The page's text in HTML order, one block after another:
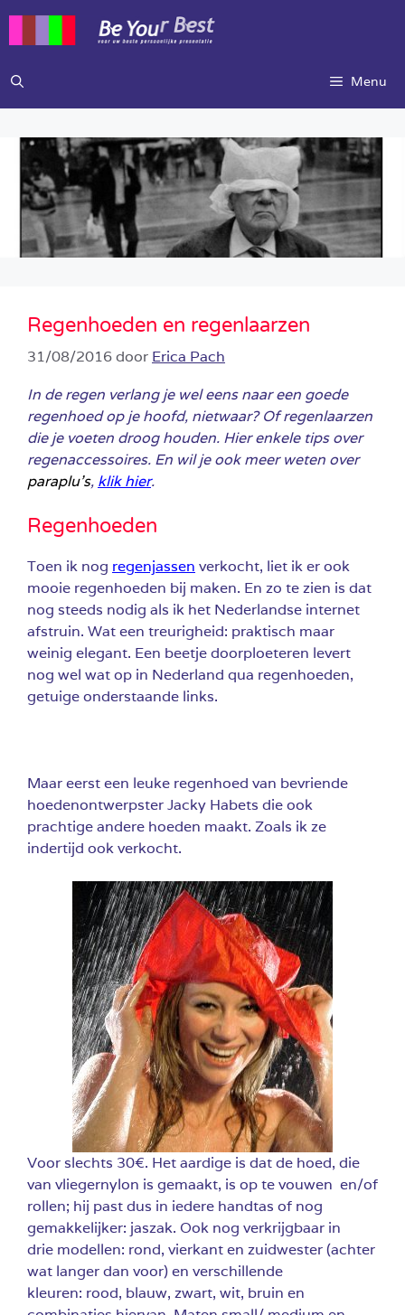
inhoud
Menu
Regenhoeden en regenlaarzen
31/08/2016door Erica Pach
In de regen verlang je wel eens naar een goede
regenhoed op je hoofd, nietwaar? Of regenlaarzen
die je voeten droog houden. Hier enkele tips over
regenaccessoires. En wil je ook meer weten over
paraplu’s, klik hier.
Regenhoeden
Toen ik nog regenjassen verkocht, liet ik er ook
mooie regenhoeden bij maken. En zo te zien is dat
nog steeds nodig als ik het Nederlandse internet
afstruin. Wat een treurigheid: praktisch maar
weinig elegant. Een beetje doorploeteren levert
nog wel wat op in Nederland qua regenhoeden,
getuige onderstaande links.
Maar eerst een leuke regenhoed van bevriende
hoedenontwerpster Jacky Habets die ook
prachtige andere hoeden maakt. Zoals ik ze
indertijd ook verkocht.
Voor slechts 30€. Het aardige is dat de hoed, die
van vliegernylon is gemaakt, is op te vouwen en/of
rollen; hij past dus in iedere handtas of nog
gemakkelijker: jaszak. Ook nog verkrijgbaar in
drie modellen: rond, vierkant en zuidwester (achter
wat langer dan voor) en verschillende
kleuren: rood, blauw, zwart, wit, bruin en